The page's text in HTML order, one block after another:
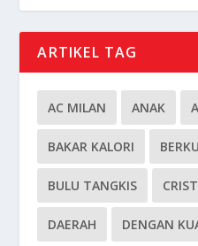
ARTIKEL TAG
AC MILAN ANAK
BAKAR KALORI
BULU TANGKIS
DAERAH DENGAN